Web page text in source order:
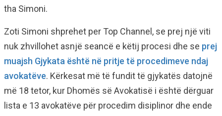
tha Simoni.
Zoti Simoni shprehet per Top Channel, se prej një viti
nuk zhvillohet asnjë seancë e këtij procesi dhe se prej
muajsh Gjykata është në pritje të procedimeve ndaj
avokatëve. Kërkesat më të fundit të gjykatës datojnë
më 18 tetor, kur Dhomës së Avokatisë i është dërguar
lista e 13 avokatëve për procedim disiplinor dhe ende